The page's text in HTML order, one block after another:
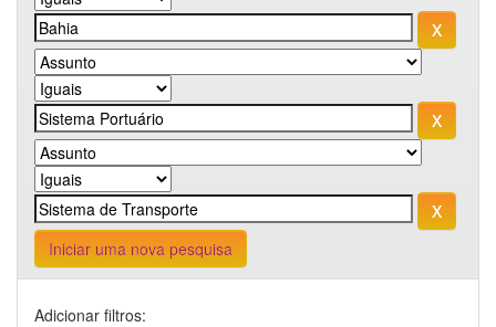
Iniciar uma nova pesquisa
Adicionar filtros: